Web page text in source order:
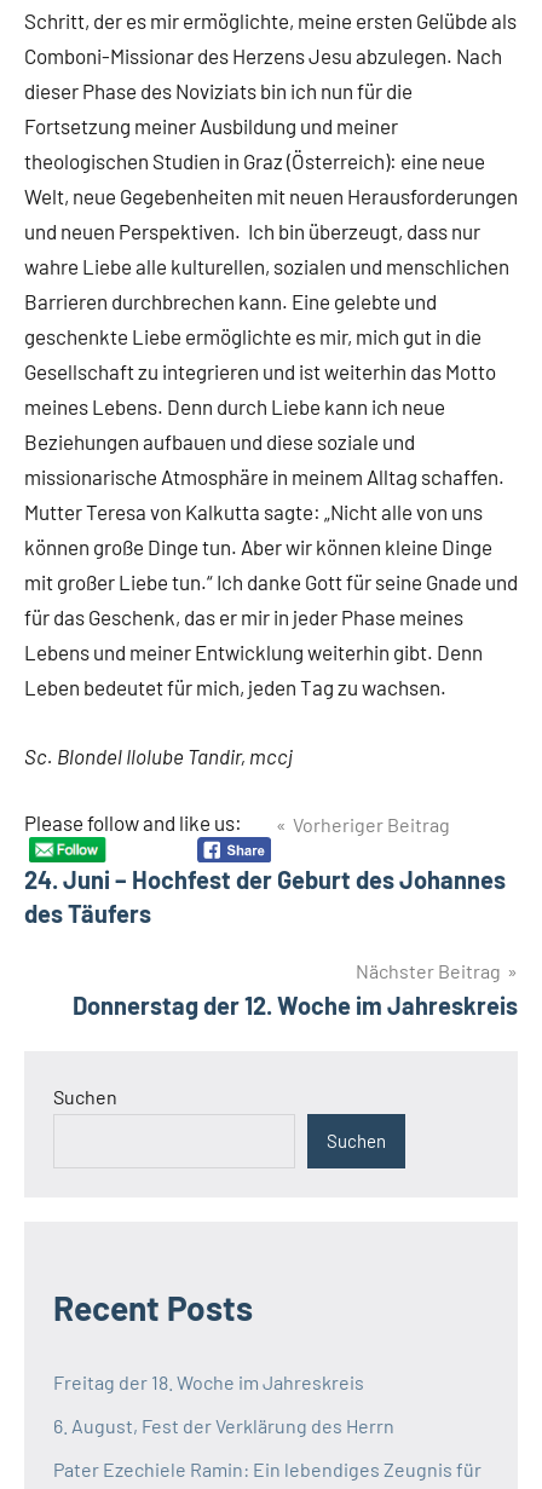
Schritt, der es mir ermöglichte, meine ersten Gelübde als
Comboni-Missionar des Herzens Jesu abzulegen. Nach
dieser Phase des Noviziats bin ich nun für die
Fortsetzung meiner Ausbildung und meiner
theologischen Studien in Graz (Österreich): eine neue
Welt, neue Gegebenheiten mit neuen Herausforderungen
und neuen Perspektiven. Ich bin überzeugt, dass nur
wahre Liebe alle kulturellen, sozialen und menschlichen
Barrieren durchbrechen kann. Eine gelebte und
geschenkte Liebe ermöglichte es mir, mich gut in die
Gesellschaft zu integrieren und ist weiterhin das Motto
meines Lebens. Denn durch Liebe kann ich neue
Beziehungen aufbauen und diese soziale und
missionarische Atmosphäre in meinem Alltag schaffen.
Mutter Teresa von Kalkutta sagte: „Nicht alle von uns
können große Dinge tun. Aber wir können kleine Dinge
mit großer Liebe tun.“ Ich danke Gott für seine Gnade und
für das Geschenk, das er mir in jeder Phase meines
Lebens und meiner Entwicklung weiterhin gibt. Denn
Leben bedeutet für mich, jeden Tag zu wachsen.
Sc. Blondel Ilolube Tandir, mccj
Please follow and like us:
Schlagwörter
Ausbildung
Berufung
Noviziat
BeitragsnavigationVorheriger Beitrag
24. Juni – Hochfest der Geburt des Johannes
des Täufers
Nächster Beitrag
Donnerstag der 12. Woche im Jahreskreis
Suchen
Suchen
Recent Posts
Freitag der 18. Woche im Jahreskreis
6. August, Fest der Verklärung des Herrn
Pater Ezechiele Ramin: Ein lebendiges Zeugnis für